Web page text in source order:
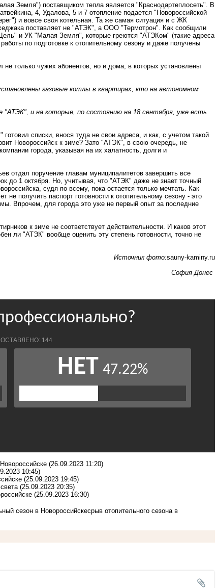
Земля") поставщиком тепла является "Краснодартеплосеть". В
4, Удалова, 5 и 7 отопление подается "Новороссийской
и вовсе своя котельная. Та же самая ситуация и с ЖК
поставляет не "АТЭК", а ООО "Термотрон". Как сообщили
и УК "Малая Земля", которые греются "АТЭКом" (такие адреса
по подготовке к отопительному сезону и даже получены
только чужих абонентов, но и дома, в которых установлены
газовые котлы в квартирах, кто на автономном
"АТЭК", и на которые, по состоянию на 18 сентября, уже есть
списки, внося туда не свои адреса, и как, с учетом такой
Новороссийск к зиме? Зато "АТЭК", в свою очередь, не
города, указывая на их халатность, долги и
отдал поручение главам муниципалитетов завершить все
до 1 октября. Но, учитывая, что "АТЭК" даже не знает точный
судя по всему, пока остается только мечтать. Как
получить паспорт готовности к отопительному сезону - это
Впрочем, для города это уже не первый опыт за последние
к зиме не соответствует действительности. И каков этот
ли "АТЭК" вообще оценить эту степень готовности, точно не
Источник фото:sauny-kaminy.ru
София Донес
(26.09.2023 11:20)
10:45)
(25.09.2023 19:45)
(25.09.2023 20:35)
(25.09.2023 16:30)
сезон в Новороссийскесрыв отопительного сезона в